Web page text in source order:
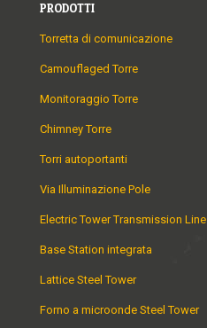
PRODOTTI
Torretta di comunicazione
Camouflaged Torre
Monitoraggio Torre
Chimney Torre
Torri autoportanti
Via Illuminazione Pole
Electric Tower Transmission Line
Base Station integrata
Lattice Steel Tower
Forno a microonde Steel Tower